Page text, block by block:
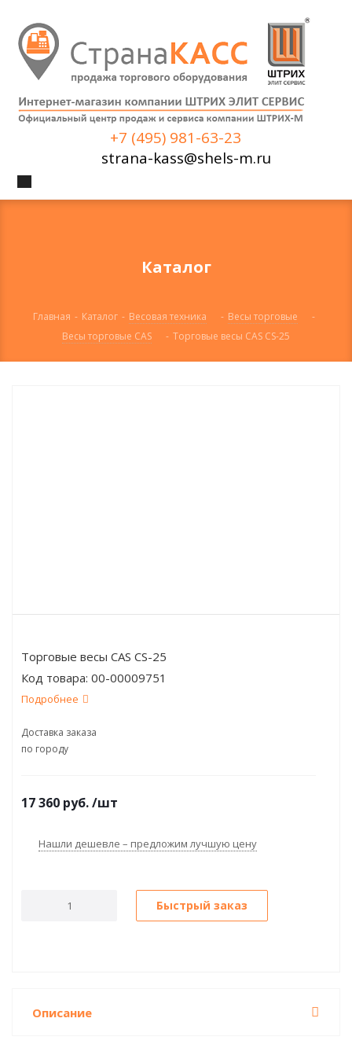
+7 (495) 981-63-23
strana-kass@shels-m.ru
Каталог
Главная - Каталог - Весовая техника - Весы торговые
-
Весы торговые CAS
- Торговые весы CAS CS-25
Торговые весы CAS CS-25
Код товара: 00-00009751
Подробнее
Доставка заказа
по городу
17 360 руб./шт
Нашли дешевле – предложим лучшую цену
Быстрый заказ
Описание